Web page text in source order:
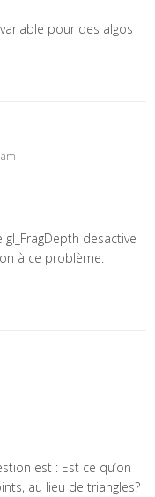
pour des algos
desactive
à ce problème:
est : Est ce qu’on
au lieu de triangles?